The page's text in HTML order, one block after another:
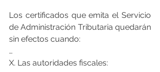
Los certificados que emita el Servicio
de Administración Tributaria quedarán
sin efectos cuando:
…
X. Las autoridades fiscales: